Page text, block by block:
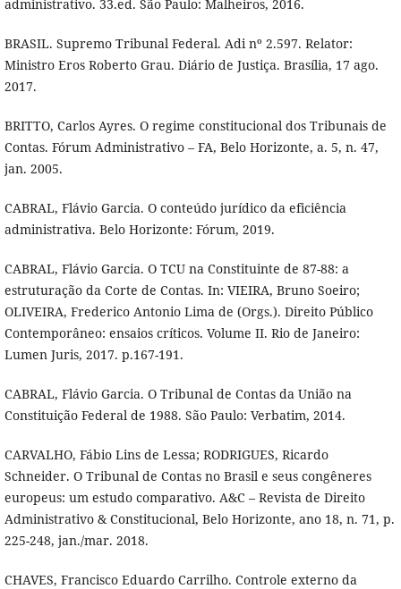
administrativo. 33.ed. São Paulo: Malheiros, 2016.
BRASIL. Supremo Tribunal Federal. Adi nº 2.597. Relator:
Ministro Eros Roberto Grau. Diário de Justiça. Brasília, 17 ago.
2017.
BRITTO, Carlos Ayres. O regime constitucional dos Tribunais de
Contas. Fórum Administrativo – FA, Belo Horizonte, a. 5, n. 47,
jan. 2005.
CABRAL, Flávio Garcia. O conteúdo jurídico da eficiência
administrativa. Belo Horizonte: Fórum, 2019.
CABRAL, Flávio Garcia. O TCU na Constituinte de 87-88: a
estruturação da Corte de Contas. In: VIEIRA, Bruno Soeiro;
OLIVEIRA, Frederico Antonio Lima de (Orgs.). Direito Público
Contemporâneo: ensaios críticos. Volume II. Rio de Janeiro:
Lumen Juris, 2017. p.167-191.
CABRAL, Flávio Garcia. O Tribunal de Contas da União na
Constituição Federal de 1988. São Paulo: Verbatim, 2014.
CARVALHO, Fábio Lins de Lessa; RODRIGUES, Ricardo
Schneider. O Tribunal de Contas no Brasil e seus congêneres
europeus: um estudo comparativo. A&C – Revista de Direito
Administrativo & Constitucional, Belo Horizonte, ano 18, n. 71, p.
225-248, jan./mar. 2018.
CHAVES, Francisco Eduardo Carrilho. Controle externo da